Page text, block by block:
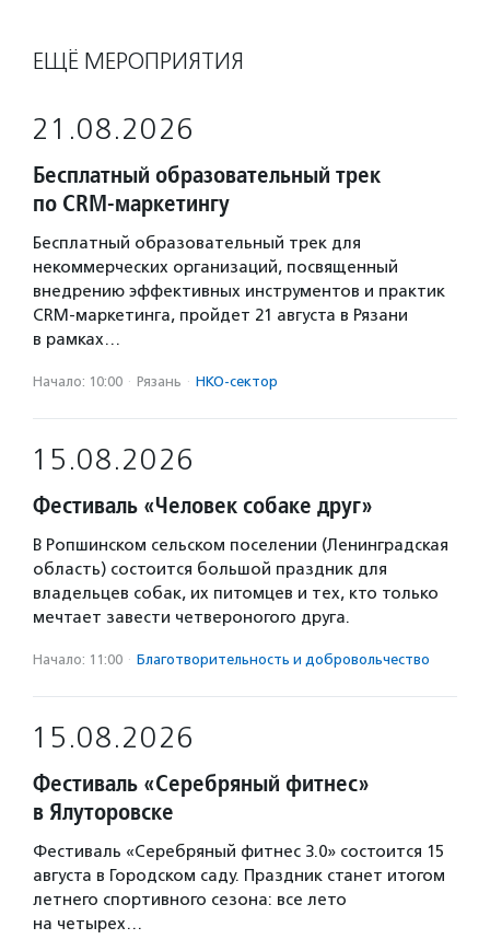
ЕЩЁ МЕРОПРИЯТИЯ
21.08.2026
Бесплатный образовательный трек
по CRM-маркетингу
Бесплатный образовательный трек для
некоммерческих организаций, посвященный
внедрению эффективных инструментов и практик
CRM-маркетинга, пройдет 21 августа в Рязани
в рамках…
Начало: 10:00 · Рязань · НКО-сектор
15.08.2026
Фестиваль «Человек собаке друг»
В Ропшинском сельском поселении (Ленинградская
область) состоится большой праздник для
владельцев собак, их питомцев и тех, кто только
мечтает завести четвероногого друга.
Начало: 11:00 · Благотвори­тель­ность и доброволь­чест­во
15.08.2026
Фестиваль «Серебряный фитнес»
в Ялуторовске
Фестиваль «Серебряный фитнес 3.0» состоится 15
августа в Городском саду. Праздник станет итогом
летнего спортивного сезона: все лето
на четырех…